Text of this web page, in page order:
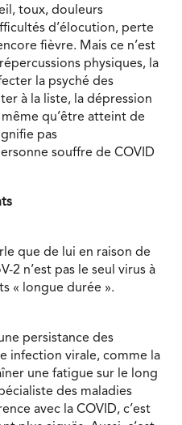
toux, douleurs
d’élocution, perte
fièvre. Mais ce n’est
physiques, la
la psyché des
à la liste, la dépression
qu’être atteint de
pas
souffre de COVID
que de lui en raison de
2 n’est pas le seul virus à
« longue durée ».
persistance des
infection virale, comme la
une fatigue sur le long
des maladies
avec la COVID, c’est